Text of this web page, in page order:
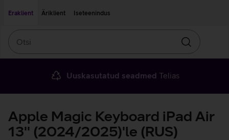
Eraklient
Äriklient Iseteenindus
Otsin
Uuskasutatud seadmed Telias
Apple Magic Keyboard iPad Air
13'' (2024/2025)'le (RUS)